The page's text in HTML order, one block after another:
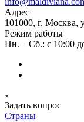
Адрес
101000, г. Москва,
Режим работы
Пн. – Сб.: с 10:00
Задать вопрос
Страны